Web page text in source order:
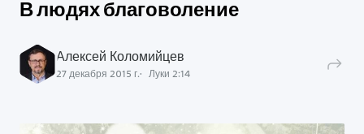
В людях благоволение
Алексей Коломийцев
27 декабря 2015 г. Луки 2:14